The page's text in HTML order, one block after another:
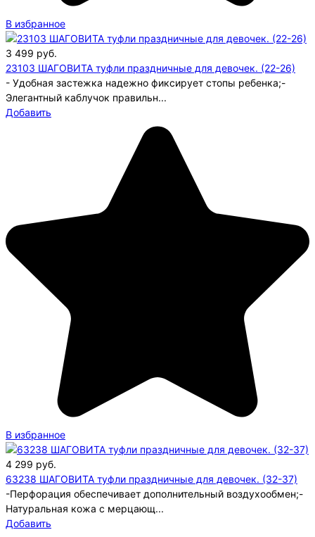
В избранное
3 499 руб.
23103 ШАГОВИТА туфли праздничные для девочек. (22-26)
- Удобная застежка надежно фиксирует стопы ребенка;-
Элегантный каблучок правильн...
Добавить
В избранное
4 299 руб.
63238 ШАГОВИТА туфли праздничные для девочек. (32-37)
-Перфорация обеспечивает дополнительный воздухообмен;-
Натуральная кожа с мерцающ...
Добавить